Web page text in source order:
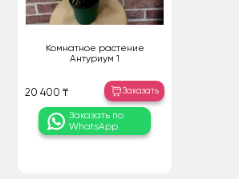
Комнатное растение
Антуриум 1
20 400 ₸ Заказать
Заказать по
WhatsApp